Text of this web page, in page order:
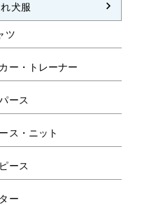
犬服
ツ
ー・トレーナー
ース
ス・ニット
ース
ー